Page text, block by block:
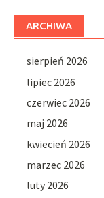
ARCHIWA
sierpień 2026
lipiec 2026
czerwiec 2026
maj 2026
kwiecień 2026
marzec 2026
luty 2026